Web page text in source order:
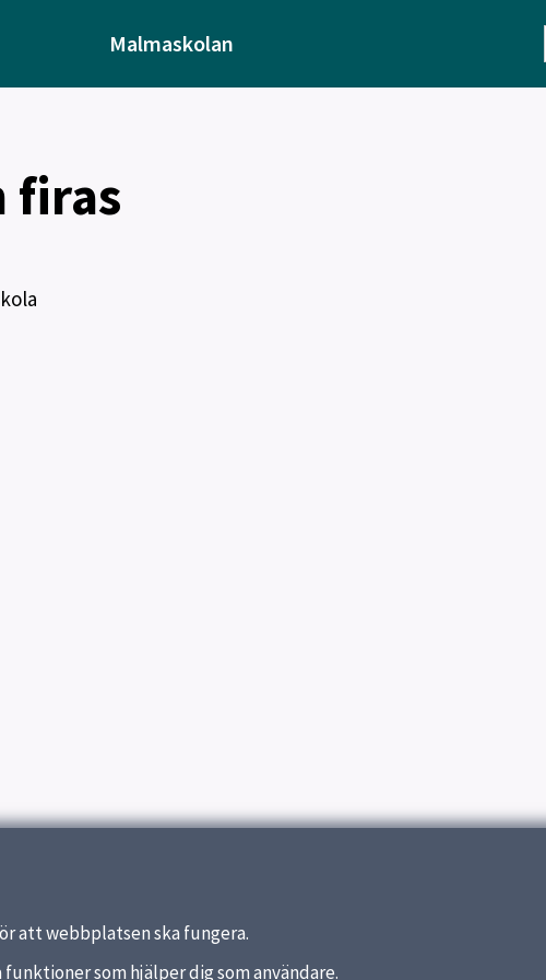
Malmaskolan
firas
att webbplatsen ska fungera.
som hjälper dig som användare.